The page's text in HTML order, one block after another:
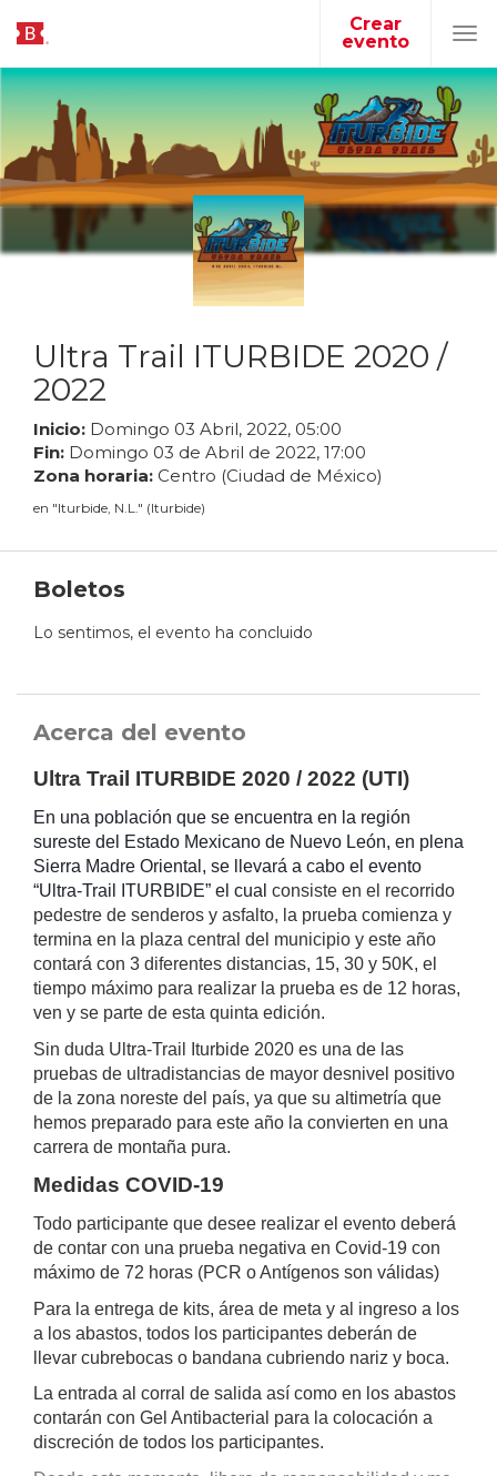
Crear
evento
Ultra Trail ITURBIDE 2020 /
2022
Inicio: Domingo 03 Abril, 2022, 05:00
Fin: Domingo 03 de Abril de 2022, 17:00
Zona horaria: Centro (Ciudad de México)
en "Iturbide, N.L." (Iturbide)
Boletos
Lo sentimos, el evento ha concluido
Acerca del evento
Ultra Trail ITURBIDE 2020 / 2022 (UTI)
En una población que se encuentra en la región
sureste del Estado Mexicano de Nuevo León, en plena
Sierra Madre Oriental, se llevará a cabo el evento
“Ultra-Trail ITURBIDE” el cual consiste en el recorrido
pedestre de senderos y asfalto, la prueba comienza y
termina en la plaza central del municipio y este año
contará con 3 diferentes distancias, 15, 30 y 50K, el
tiempo máximo para realizar la prueba es de 12 horas,
ven y se parte de esta quinta edición.
Sin duda Ultra-Trail Iturbide 2020 es una de las
pruebas de ultradistancias de mayor desnivel positivo
de la zona noreste del país, ya que su altimetría que
hemos preparado para este año la convierten en una
carrera de montaña pura.
Medidas COVID-19
Todo participante que desee realizar el evento deberá
de contar con una prueba negativa en Covid-19 con
máximo de 72 horas (PCR o Antígenos son válidas)
Para la entrega de kits, área de meta y al ingreso a los
a los abastos, todos los participantes deberán de
llevar cubrebocas o bandana cubriendo nariz y boca.
La entrada al corral de salida así como en los abastos
contarán con Gel Antibacterial para la colocación a
discreción de todos los participantes.